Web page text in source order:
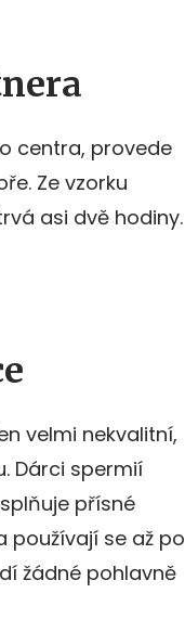
centra, provede
Ze vzorku
asi dvě hodiny.
velmi nekvalitní,
Dárci spermií
přísné
používají se až po
žádné pohlavně